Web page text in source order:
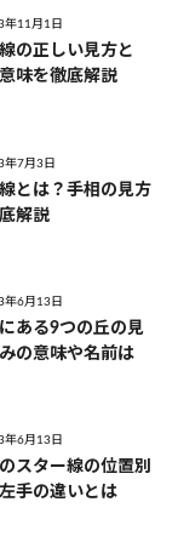
年11月1日
の正しい見方と
味を徹底解説
年7月3日
とは？手相の見方
解説
年6月13日
ある9つの丘の見
の意味や名前は
年6月13日
スター線の位置別
手の違いとは